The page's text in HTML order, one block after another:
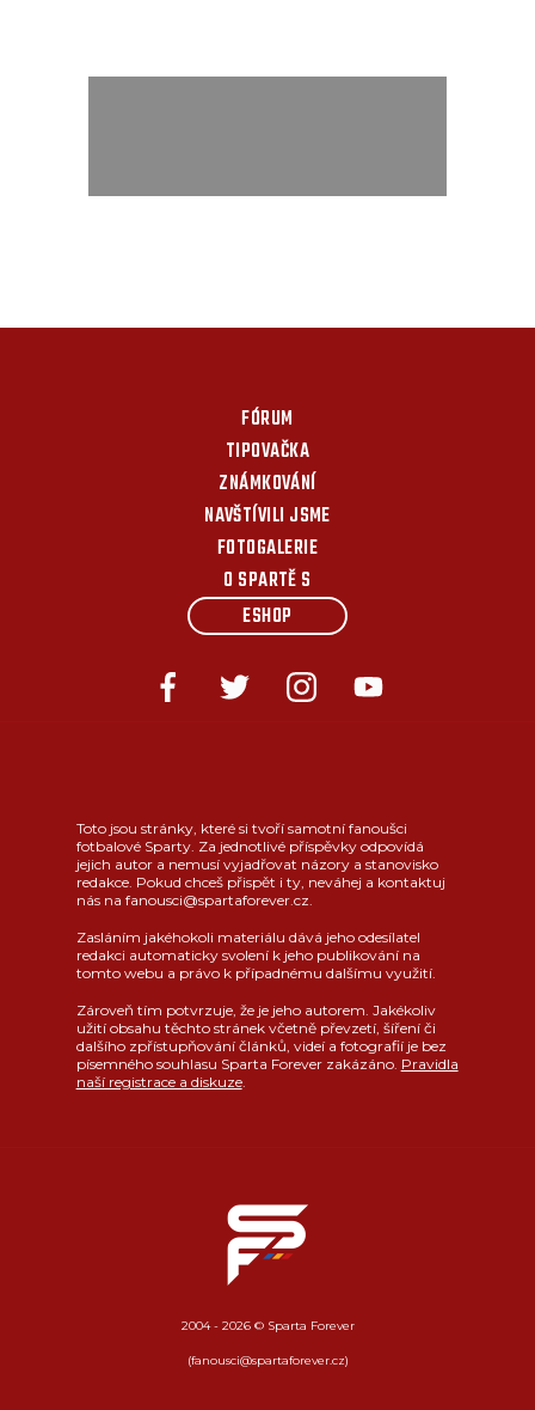
FÓRUM
TIPOVAČKA
ZNÁMKOVÁNÍ
NAVŠTÍVILI JSME
FOTOGALERIE
O SPARTĚ S
ESHOP
Toto jsou stránky, které si tvoří samotní fanoušci
fotbalové Sparty. Za jednotlivé příspěvky odpovídá
jejich autor a nemusí vyjadřovat názory a stanovisko
redakce. Pokud chceš přispět i ty, neváhej a kontaktuj
nás na fanousci@spartaforever.cz.
Zasláním jakéhokoli materiálu dává jeho odesílatel
redakci automaticky svolení k jeho publikování na
tomto webu a právo k případnému dalšímu využití.
Zároveň tím potvrzuje, že je jeho autorem. Jakékoliv
užití obsahu těchto stránek včetně převzetí, šíření či
dalšího zpřístupňování článků, videí a fotografií je bez
písemného souhlasu Sparta Forever zakázáno. Pravidla
naší registrace a diskuze.
2004 - 2026 © Sparta Forever
(fanousci@spartaforever.cz)